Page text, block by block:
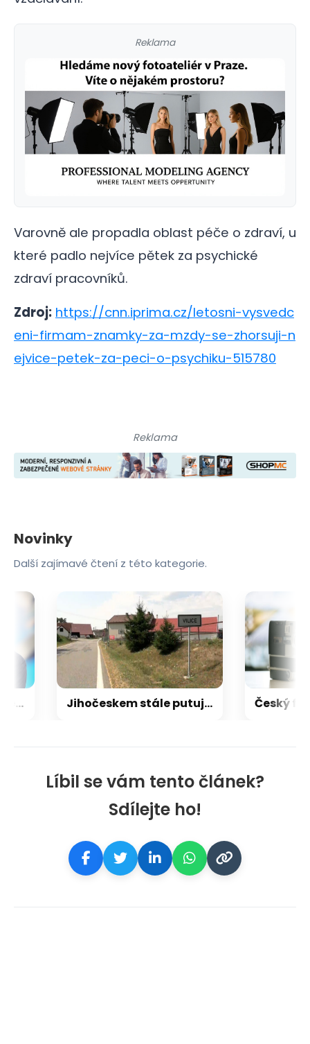
Reklama
Varovně ale propadla oblast péče o zdraví, u
které padlo nejvíce pětek za psychické
zdraví pracovníků.
Zdroj: https://cnn.iprima.cz/letosni-vysvedc
eni-firmam-znamky-za-mzdy-se-zhorsuji-n
ejvice-petek-za-peci-o-psychiku-515780
Líbil se vám tento článek?
Sdílejte ho!
Reklama
Novinky
Další zajímavé čtení z této kategorie.
Jihočeskem stále putuje záhadná šelma, měla se objevit ve Vilicích. Obce varují své občany